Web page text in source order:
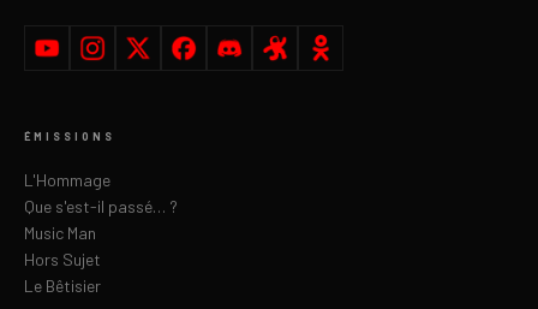
ÉMISSIONS
L'Hommage
Que s'est-il passé… ?
Music Man
Hors Sujet
Le Bêtisier